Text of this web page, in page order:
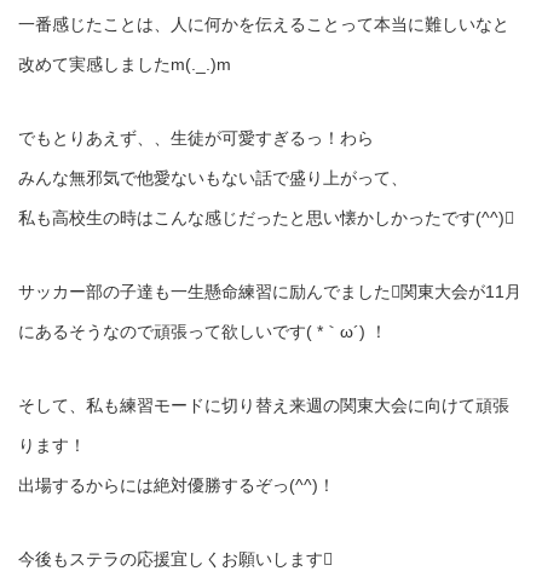
一番感じたことは、人に何かを伝えることって本当に難しいなと
改めて実感しましたm(._.)m
でもとりあえず、、生徒が可愛すぎるっ！わら
みんな無邪気で他愛ないもない話で盛り上がって、
私も高校生の時はこんな感じだったと思い懐かしかったです(^^)
サッカー部の子達も一生懸命練習に励んでました関東大会が11月
にあるそうなので頑張って欲しいです( *｀ω´) ！
そして、私も練習モードに切り替え来週の関東大会に向けて頑張
ります！
出場するからには絶対優勝するぞっ(^^)！
今後もステラの応援宜しくお願いします